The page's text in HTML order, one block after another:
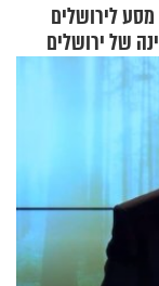
לירושלים
של ירושלים